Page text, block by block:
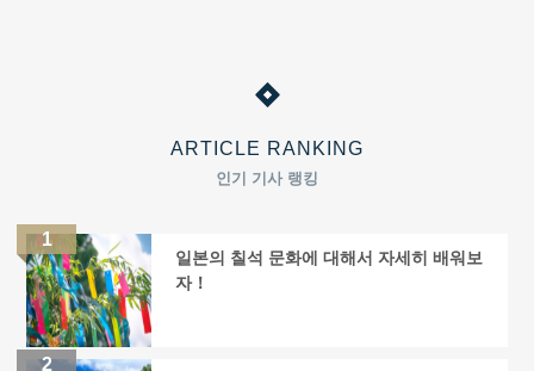
ARTICLE RANKING
인기 기사 랭킹
일본의 칠석 문화에 대해서 자세히 배워보
자！